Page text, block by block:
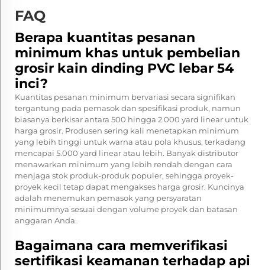
FAQ
Berapa kuantitas pesanan
minimum khas untuk pembelian
grosir kain dinding PVC lebar 54
inci?
Kuantitas pesanan minimum bervariasi secara signifikan
tergantung pada pemasok dan spesifikasi produk, namun
biasanya berkisar antara 500 hingga 2.000 yard linear untuk
harga grosir. Produsen sering kali menetapkan minimum
yang lebih tinggi untuk warna atau pola khusus, terkadang
mencapai 5.000 yard linear atau lebih. Banyak distributor
menawarkan minimum yang lebih rendah dengan cara
menjaga stok produk-produk populer, sehingga proyek-
proyek kecil tetap dapat mengakses harga grosir. Kuncinya
adalah menemukan pemasok yang persyaratan
minimumnya sesuai dengan volume proyek dan batasan
anggaran Anda.
Bagaimana cara memverifikasi
sertifikasi keamanan terhadap api